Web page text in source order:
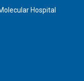
Hospital